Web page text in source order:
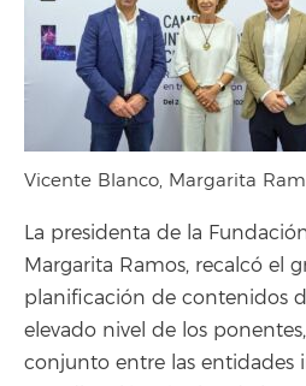
Vicente Blanco, Margarita
La presidenta de la
Margarita Ramos, recalcó el
planificación de contenidos
elevado nivel de los
conjunto entre las entidades